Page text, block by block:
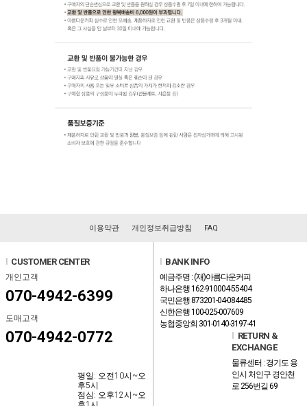
이용약관 개인정보취급방침 FAQ
CUSTOMER CENTER
개인고객
070-4942-6399
도매고객
070-4942-0772
평일: 오전10시~오
후5시
점심: 오후12시~오
BANK INFO
예금주명 : (재)아름다운커피
하나은행 162-910004-55404
국민은행 873201-04-084485
신한은행 100-025-007609
농협중앙회 301-0140-3197-41
RETURN &
EXCHANGE
물류센터 : 경기도 용
인시 처인구 경안천
로 256번길 69